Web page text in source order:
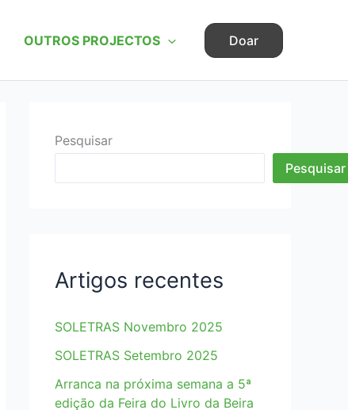
OUTROS PROJECTOS Doar
Pesquisar
Pesquisar
Artigos recentes
SOLETRAS Novembro 2025
SOLETRAS Setembro 2025
Arranca na próxima semana a 5ª
edição da Feira do Livro da Beira